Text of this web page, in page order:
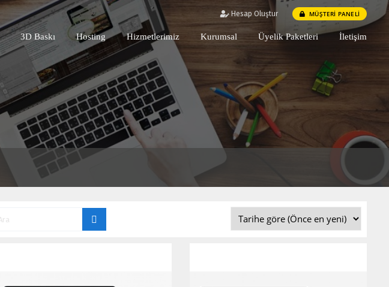
Hesap Oluştur MÜŞTERİ PANELİ
3D Baskı Hosting Hizmetlerimiz Kurumsal Üyelik Paketleri İletişim